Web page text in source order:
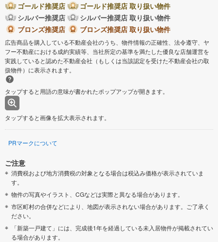
ゴールド推奨店
ゴールド推奨店 取り扱い物件
シルバー推奨店
シルバー推奨店 取り扱い物件
ブロンズ推奨店
ブロンズ推奨店 取り扱い物件
広告商品を購入している不動産会社のうち、物件情報の正確性、法令遵守、ヤ
フー不動産における成約実績等、当社所定の基準を満たした優良な店舗運営を
実践していると認めた不動産会社（もしくは当該認定を受けた不動産会社の取
扱物件）に表示されます。
タップすると用語の意味が書かれたポップアップが開きます。
タップすると画像を拡大表示されます。
PRマークについて
ご注意
消費税および地方消費税の対象となる場合は税込み価格が表示されていま
す。
物件の写真やイラスト、CGなどは実際と異なる場合があります。
市区町村の合併などにより、地図が表示されない場合があります。ご了承く
ださい。
「新築一戸建て」には、完成後1年を経過している未入居物件が掲載されてい
る場合があります。